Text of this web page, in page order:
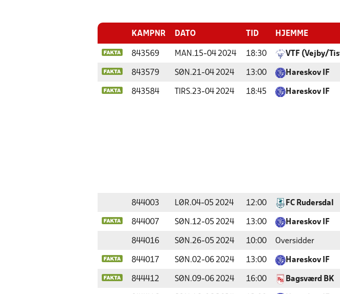
KAMPNR DATO TID HJEMME
843569 MAN.15-04 2024 18:30 VTF (Vejby/
843579 SØN.21-04 2024 13:00 Hareskov IF
843584 TIRS.23-04 2024 18:45 Hareskov IF
844003 LØR.04-05 2024 12:00 FC Rudersdal
844007 SØN.12-05 2024 13:00 Hareskov IF
844016 SØN.26-05 2024 10:00 Oversidder
844017 SØN.02-06 2024 13:00 Hareskov IF
844412 SØN.09-06 2024 16:00 Bagsværd BK